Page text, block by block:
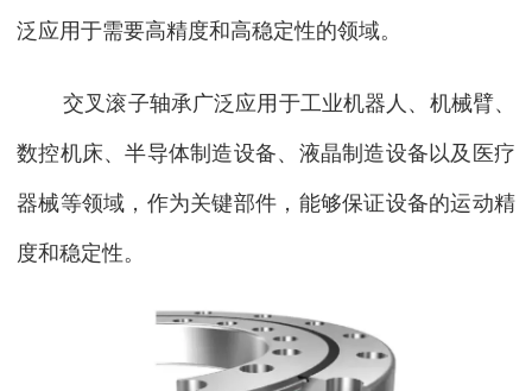
泛应用于需要高精度和高稳定性的领域。
交叉滚子轴承广泛应用于工业机器人、机械臂、
数控机床、半导体制造设备、液晶制造设备以及医疗
器械等领域，作为关键部件，能够保证设备的运动精
度和稳定性。